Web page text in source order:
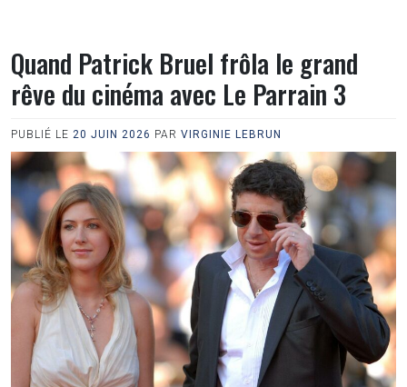
Quand Patrick Bruel frôla le grand
rêve du cinéma avec Le Parrain 3
PUBLIÉ LE 20 JUIN 2026 PAR VIRGINIE LEBRUN